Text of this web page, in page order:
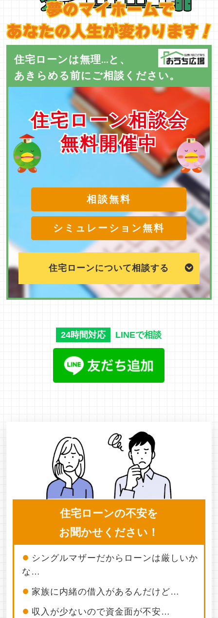
住宅ローンは無理...と、
あきらめる前にご相談ください。
住宅ローン相談会
無料開催中
住宅ローン相談会
無料開催中
相談無料
シミュレーション無料
住宅ローンについて相談する
24時間対応 LINEで相談
住宅ローンの不安を
お聞かせください！
● シングルマザーだからローンは厳しいか
な…
● 家族に内緒の借入があるんだけど…
● 収入が少ないので資金面が不安…